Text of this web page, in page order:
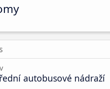
autobusové nádraží